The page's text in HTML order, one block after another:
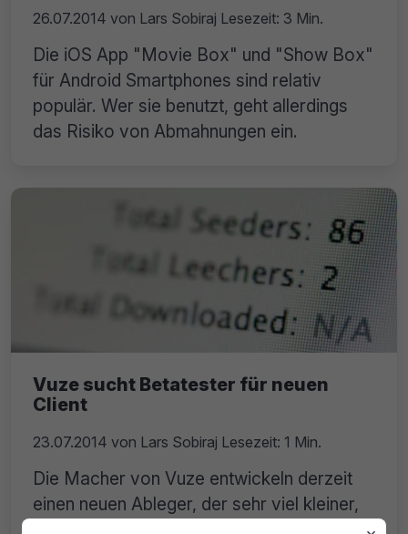
26.07.2014 von Lars Sobiraj Lesezeit: 3 Min.
Die iOS App "Movie Box" und "Show Box"
für Android Smartphones sind relativ
populär. Wer sie benutzt, geht allerdings
das Risiko von Abmahnungen ein.
Vuze sucht Betatester für neuen
Client
23.07.2014 von Lars Sobiraj Lesezeit: 1 Min.
Die Macher von Vuze entwickeln derzeit
einen neuen Ableger, der sehr viel kleiner,